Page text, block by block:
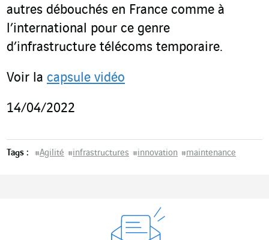
autres débouchés en France comme à
l’international pour ce genre
d’infrastructure télécoms temporaire.
Voir la capsule vidéo
14/04/2022
Tags : #Agilité #infrastructures #innovation #maintenance